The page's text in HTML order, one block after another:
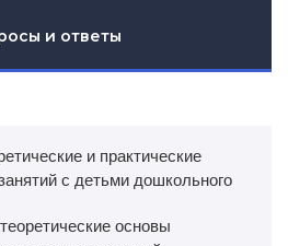
и ответы
и практические
с детьми дошкольного
основы